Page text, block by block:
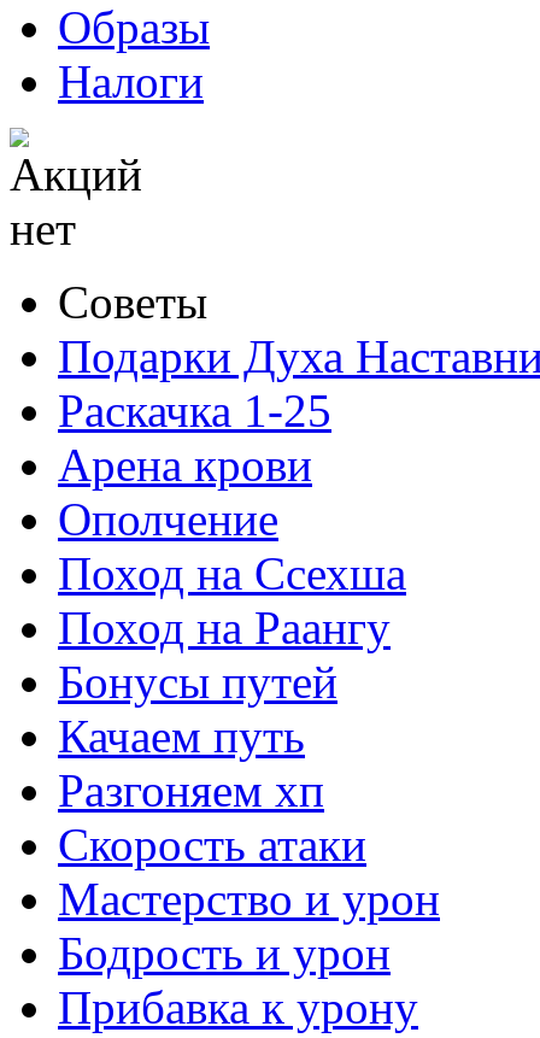
Образы
Налоги
Советы
Подарки Духа
Раскачка 1-25
Арена крови
Ополчение
Поход на Ссехша
Поход на Раангу
Бонусы путей
Качаем путь
Разгоняем хп
Скорость атаки
Мастерство и урон
Бодрость и урон
Прибавка к урону